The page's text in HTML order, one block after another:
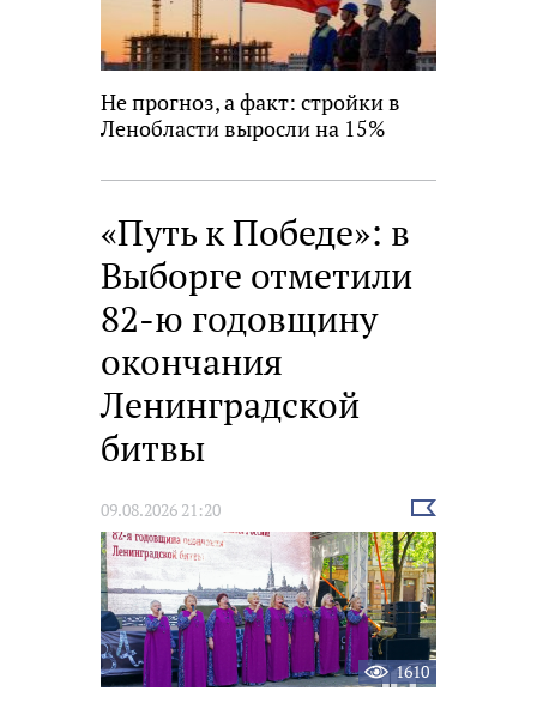
Не прогноз, а факт: стройки в
Ленобласти выросли на 15%
«Путь к Победе»: в
Выборге отметили
82-ю годовщину
окончания
Ленинградской
битвы
09.08.2026 21:20
Выбрать
новость
1610